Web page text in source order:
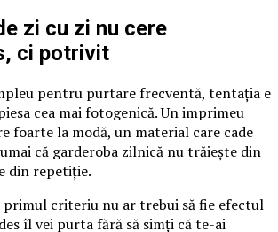
zi cu zi nu cere
ci potrivit
pentru purtare frecventă, tentația e
cea mai fotogenică. Un imprimeu
foarte la modă, un material care cade
că garderoba zilnică nu trăiește din
din repetiție.
primul criteriu nu ar trebui să fie efectul
îl vei purta fără să simți că te-ai